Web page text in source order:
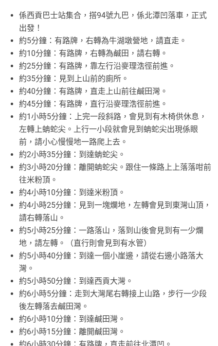
係西貢巴士站集合，搭94號九巴，係北潭凹落車，正式
出發！
約5分鐘：有路牌，右轉為牛湖墩營地，請直走。
約10分鐘：有路牌，右轉為鹹田，請右轉。
約25分鐘：有路牌，靠左行沿麥理浩徑前進。
約35分鐘：見到上山前的廁所。
約40分鐘：有路牌，直走上山前往鹹田灣。
約45分鐘：有路牌，直行沿麥理浩徑前進。
約1小時5分鐘：上完一段斜路，會見到有木椅供休息，
左轉上蚺蛇尖。上行一小段就會見到蚺蛇尖出現係眼
前，請小心慢慢地一路爬上去。
約2小時35分鐘：到達蚺蛇尖。
約3小時20分鐘：離開蚺蛇尖。跟住一條路上上落落咁前
往米粉頂。
約4小時10分鐘：到達米粉頂。
約4小時25分鐘：見到一塊爛地，左轉會見到東灣山頂，
請右轉落山。
約5小時25分鐘：一路落山，落到山後會見到有一少爛
地，請左轉。（直行則會見到有水管）
約5小時40分鐘：到達一個小崖邊，請從右邊小路落大
灣。
約5小時50分鐘：到達西貢大灣。
約6小時5分鐘：走到大灣尾右轉接上山路，步行一少段
後左轉落去鹹田灣。
約6小時10分鐘：到達鹹田灣。
約6小時15分鐘：離開鹹田灣。